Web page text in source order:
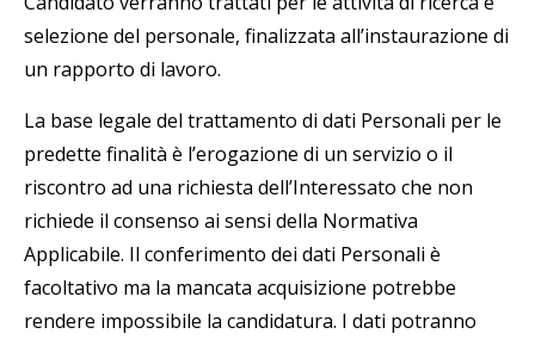
selezione del personale, finalizzata all’instaurazione di
un rapporto di lavoro.
La base legale del trattamento di dati Personali per le
predette finalità è l’erogazione di un servizio o il
riscontro ad una richiesta dell’Interessato che non
richiede il consenso ai sensi della Normativa
Applicabile. Il conferimento dei dati Personali è
facoltativo ma la mancata acquisizione potrebbe
rendere impossibile la candidatura. I dati potranno